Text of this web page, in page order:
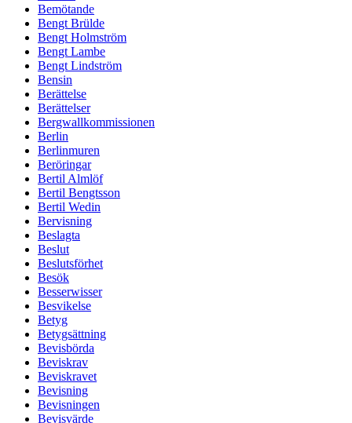
Bemötande
Bengt Brülde
Bengt Holmström
Bengt Lambe
Bengt Lindström
Bensin
Berättelse
Berättelser
Bergwallkommissionen
Berlin
Berlinmuren
Beröringar
Bertil Almlöf
Bertil Bengtsson
Bertil Wedin
Bervisning
Beslagta
Beslut
Beslutsförhet
Besök
Besserwisser
Besvikelse
Betyg
Betygsättning
Bevisbörda
Beviskrav
Beviskravet
Bevisning
Bevisningen
Bevisvärde